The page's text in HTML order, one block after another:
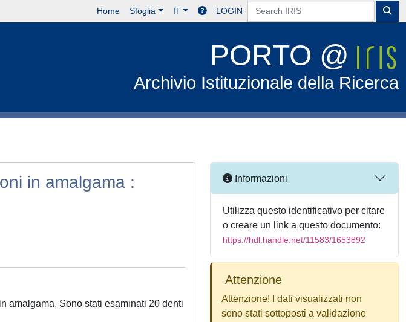
Home Sfoglia IT LOGIN
PORTO @
Archivio Istituzionale della Ricerca
in amalgama :
amalgama. Sono stati esaminati 20 denti
Informazioni
Utilizza questo identificativo per citare
o creare un link a questo documento:
https://hdl.handle.net/11583/1653892
Attenzione
Attenzione! I dati visualizzati non
sono stati sottoposti a validazione